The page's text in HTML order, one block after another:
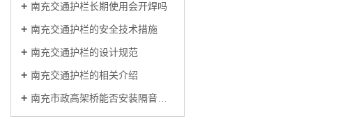
南充交通护栏长期使用会开焊吗
南充交通护栏的安全技术措施
南充交通护栏的设计规范
南充交通护栏的相关介绍
南充市政高架桥能否安装隔音屏？